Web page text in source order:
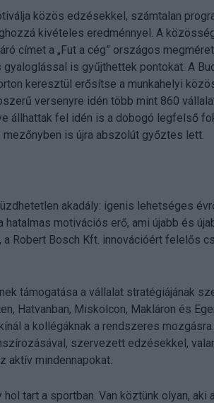
közös edzésekkel, számtalan
kivételes eredménnyel. A
címet a „Fut a cég” országos
is gyűjthettek pontokat. A
keresztül erősítse a munkahelyi
versenyre idén több mint 860
állhattak fel idén is a dobogó legfelső
mezőnyben is újra abszolút győztes lett.
akadály: igenis lehetséges
motivációs erő, ami újabb és
Robert Bosch Kft. innovációért felelős
támogatása a vállalat stratégiájának
Hatvanban, Miskolcon, Makláron és
a kollégáknak a rendszeres
szervezett edzésekkel,
mindennapokat.
tart a sportban. Van köztünk olyan,